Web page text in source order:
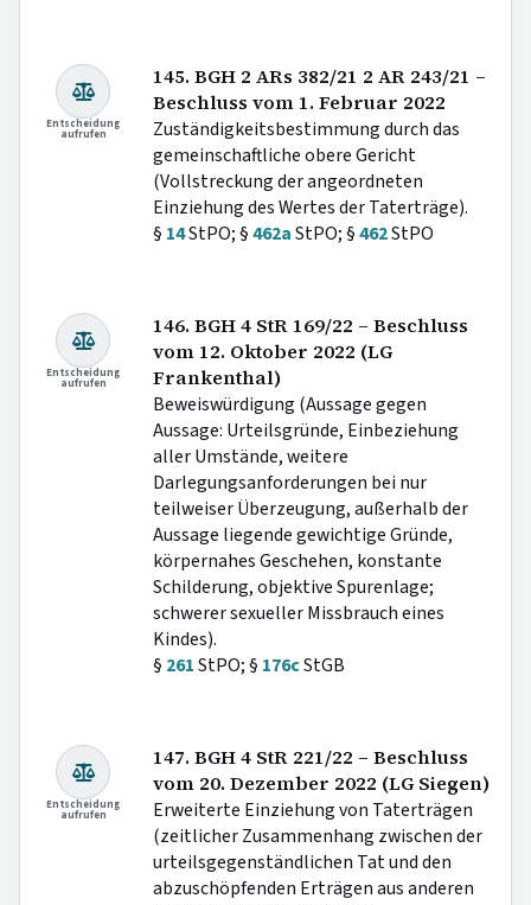
Entscheidung
aufrufen
145. BGH 2 ARs 382/21 2 AR 243/21 –
Beschluss vom 1. Februar 2022
Zuständigkeitsbestimmung durch das
gemeinschaftliche obere Gericht
(Vollstreckung der angeordneten
Einziehung des Wertes der Taterträge).
§ 14StPO; §462aStPO; §462StPO
Entscheidung
aufrufen
146. BGH 4 StR 169/22 – Beschluss
vom 12. Oktober 2022 (LG
Frankenthal)
Beweiswürdigung (Aussage gegen
Aussage: Urteilsgründe, Einbeziehung
aller Umstände, weitere
Darlegungsanforderungen bei nur
teilweiser Überzeugung, außerhalb der
Aussage liegende gewichtige Gründe,
körpernahes Geschehen, konstante
Schilderung, objektive Spurenlage;
schwerer sexueller Missbrauch eines
Kindes).
§ 261StPO; § 176cStGB
Entscheidung
aufrufen
147. BGH 4 StR 221/22 – Beschluss
vom 20. Dezember 2022 (LG Siegen)
Erweiterte Einziehung von Taterträgen
(zeitlicher Zusammenhang zwischen der
urteilsgegenständlichen Tat und den
abzuschöpfenden Erträgen aus anderen